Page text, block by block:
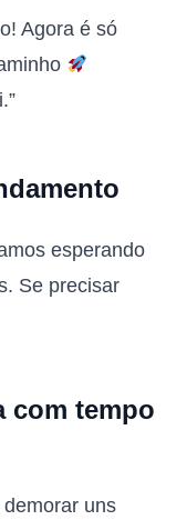
Agora é só
esperando
Se precisar
com tempo
uns